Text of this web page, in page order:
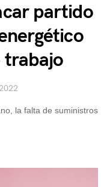
partido
trabajo
la falta de suministros